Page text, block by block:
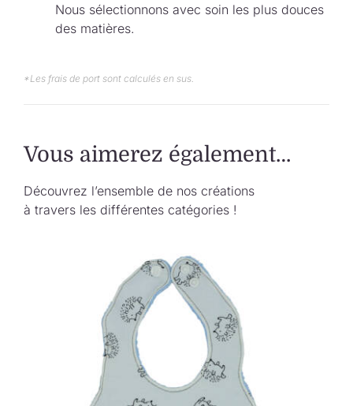
Nous sélectionnons avec soin les plus douces
des matières.
*Les frais de port sont calculés en sus.
Vous aimerez également…
Découvrez l’ensemble de nos créations
à travers les différentes catégories !